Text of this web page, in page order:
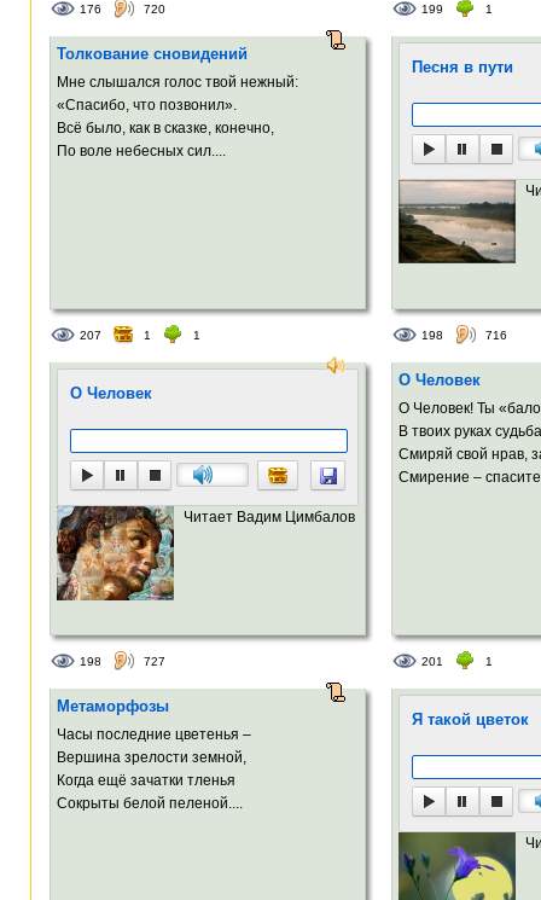
176 720 199 1
Толкование сновидений
Мне слышался голос твой нежный:
«Спасибо, что позвонил».
Всё было, как в сказке, конечно,
По воле небесных сил....
207 1 1
Песня в пути
198 716
О Человек
Читает Вадим Цимбалов
198 727
О Человек
О Человек! Ты
В твоих руках
Смиряй свой нрав,
Смирение –
201 1
Метаморфозы
Часы последние цветенья –
Вершина зрелости земной,
Когда ещё зачатки тленья
Сокрыты белой пеленой....
Я такой цветок